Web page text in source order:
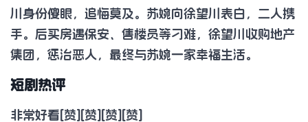
川身份傻眼，追悔莫及。苏婉向徐望川表白，二人携
手。后买房遇保安、售楼员等刁难，徐望川收购地产
集团，惩治恶人，最终与苏婉一家幸福生活。
短剧热评
非常好看[赞][赞][赞][赞]